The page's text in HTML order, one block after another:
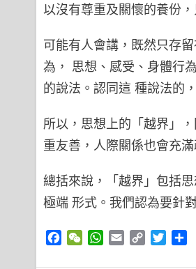
以沒有尊重及關懷的養份
可能有人會講，既然只存
為， 思想、感受、身體行
的說法。認同這 種說法的
所以，思想上的「越界」
重友善，人際關係也會充
總括來說，「越界」包括
極端 形式。我們認為要針
Facebook
WeChatWhatsApp
Email Copy
Twitter